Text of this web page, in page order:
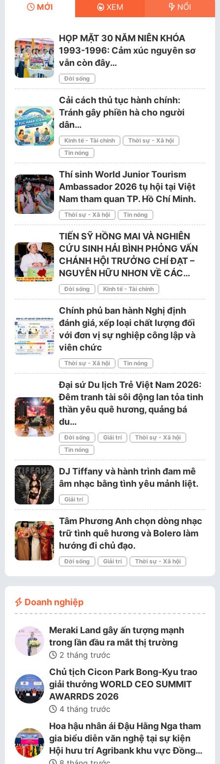
MỚI XEM NỔI
HỌP MẶT 30 NĂM NIÊN KHÓA
1993-1996: Cảm xúc nguyên sơ
vẫn còn đây…
Đời sống
Cải cách thủ tục hành chính:
Tránh gây phiền hà cho người
dân…
Kinh tế - Tài chính
Thời sự - Xã hội
Tin nóng
Thí sinh World Junior Tourism
Ambassador 2026 tụ hội tại Việt
Nam tham quan TP. Hồ Chí Minh.
Thời sự - Xã hội Tin nóng
TIẾN SỸ HỒNG MAI VÀ NGHIÊN
CỨU SINH HẢI BÌNH PHỎNG VẤN
CHÁNH HỘI TRƯỞNG CHÍ ĐẠT –
NGUYỄN HỮU NHƠN VỀ CÁC…
Đời sống Kinh tế - Tài chính
Chính phủ ban hành Nghị định
đánh giá, xếp loại chất lượng đối
với đơn vị sự nghiệp công lập và
viên chức
Thời sự - Xã hội Tin nóng
Đại sứ Du lịch Trẻ Việt Nam 2026:
Đêm tranh tài sôi động lan tỏa tinh
thần yêu quê hương, quảng bá
du…
Đời sống Giải trí
Thời sự - Xã hội
Tin nóng
DJ Tiffany và hành trình đam mê
âm nhạc bằng tình yêu mảnh liệt.
Giải trí
Tâm Phương Anh chọn dòng nhạc
trữ tình quê hương và Bolero làm
hướng đi chủ đạo.
Đời sống Giải trí Thời sự - Xã hội
Doanh nghiệp
Meraki Land gây ấn tượng mạnh
trong lần đầu ra mắt thị trường
2 tháng trước
Chủ tịch Cicon Park Bong-Kyu trao
giải thưởng WORLD CEO SUMMIT
AWARRDS 2026
4 tháng trước
Hoa hậu nhân ái Đậu Hằng Nga tham
gia biểu diễn văn nghệ tại sự kiện
Hội hưu trí Agribank khu vực Đồng…